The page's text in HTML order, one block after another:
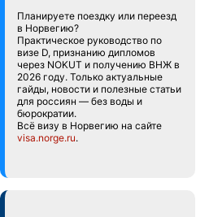
Планируете поездку или переезд
в Норвегию?
Практическое руководство по
визе D, признанию дипломов
через NOKUT и получению ВНЖ в
2026 году. Только актуальные
гайды, новости и полезные статьи
для россиян — без воды и
бюрократии.
Всё визу в Норвегию на сайте
visa.norge.ru.